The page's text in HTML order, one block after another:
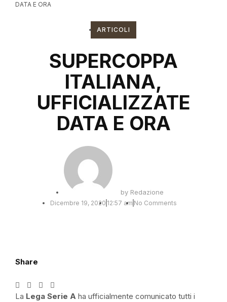
DATA E ORA
ARTICOLI
SUPERCOPPA
ITALIANA,
UFFICIALIZZATE
DATA E ORA
byRedazione
Dicembre 19, 2020 12:57 am No Comments
Share
La Lega Serie A ha ufficialmente comunicato tutti i